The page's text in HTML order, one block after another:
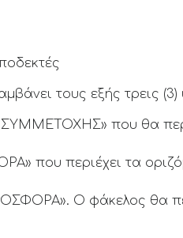
τους εξής τρεις
που θα
που περιέχει τα
Ο φάκελος θα